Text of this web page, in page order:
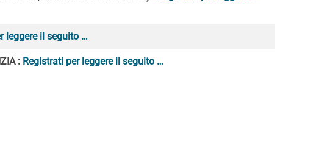
leggere il seguito …
: Registrati per leggere il seguito …